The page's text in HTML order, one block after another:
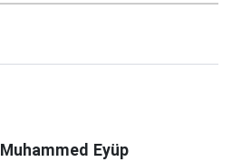
Muhammed Eyüp